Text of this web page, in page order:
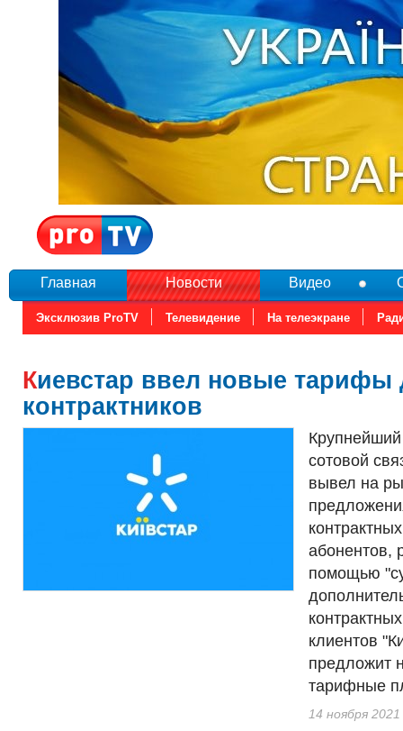
Главная Новости
Эксклюзив ProTV Телевидение На телеэкране
Видео
Киевстар ввел новые тарифы для
контрактников
сотовой
вывел на
абонентов,
помощью
клиентов
предложит
тарифные
14 ноября 2021